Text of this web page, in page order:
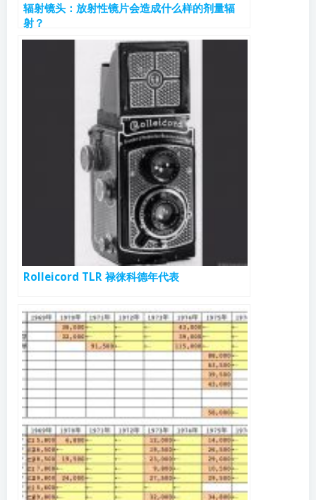
辐射镜头：放射性镜片会造成什么样的剂量辐
射？
Rolleicord TLR 禄徕科德年代表